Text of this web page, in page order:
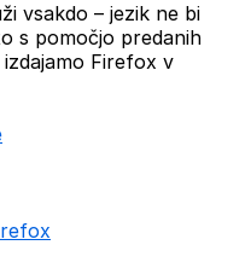
vsakdo – jezik ne bi
s pomočjo predanih
Firefox v